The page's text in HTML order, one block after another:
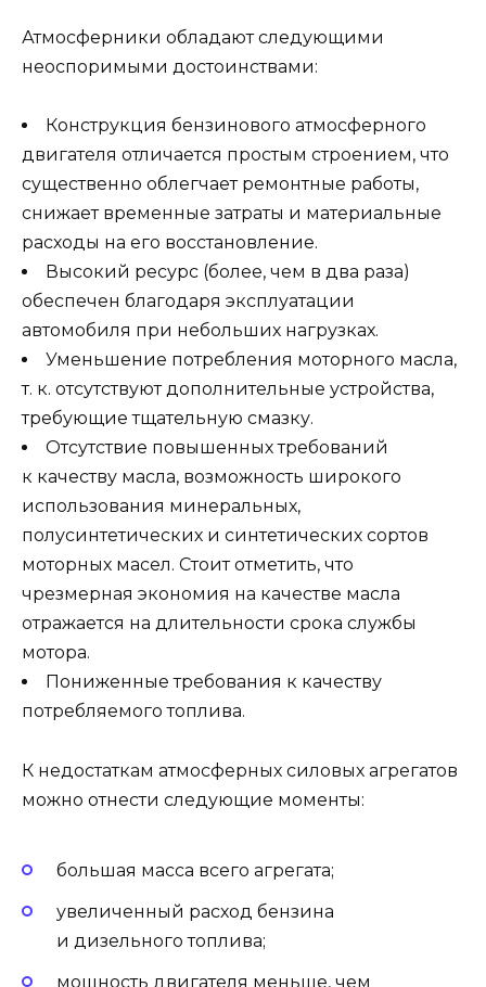
Атмосферники обладают следующими
неоспоримыми достоинствами:
Конструкция бензинового атмосферного
двигателя отличается простым строением, что
существенно облегчает ремонтные работы,
снижает временные затраты и материальные
расходы на его восстановление.
Высокий ресурс (более, чем в два раза)
обеспечен благодаря эксплуатации
автомобиля при небольших нагрузках.
Уменьшение потребления моторного масла,
т. к. отсутствуют дополнительные устройства,
требующие тщательную смазку.
Отсутствие повышенных требований
к качеству масла, возможность широкого
использования минеральных,
полусинтетических и синтетических сортов
моторных масел. Стоит отметить, что
чрезмерная экономия на качестве масла
отражается на длительности срока службы
мотора.
Пониженные требования к качеству
потребляемого топлива.
К недостаткам атмосферных силовых агрегатов
можно отнести следующие моменты:
большая масса всего агрегата;
увеличенный расход бензина
и дизельного топлива;
мощность двигателя меньше, чем